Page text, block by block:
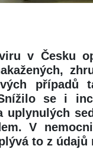
v Česku
případů
se i
uplynulých
V
to z